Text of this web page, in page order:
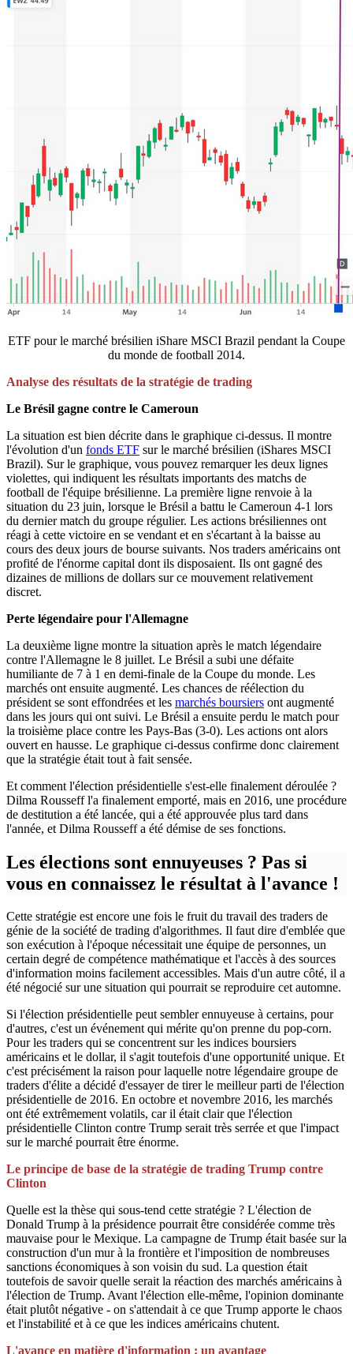
ETF pour le marché brésilien iShare MSCI Brazil pendant la Coupe
du monde de football 2014.
Analyse des résultats de la stratégie de trading
Le Brésil gagne contre le Cameroun
La situation est bien décrite dans le graphique ci-dessus. Il montre
l'évolution d'un fonds ETF sur le marché brésilien (iShares MSCI
Brazil). Sur le graphique, vous pouvez remarquer les deux lignes
violettes, qui indiquent les résultats importants des matchs de
football de l'équipe brésilienne. La première ligne renvoie à la
situation du 23 juin, lorsque le Brésil a battu le Cameroun 4-1 lors
du dernier match du groupe régulier. Les actions brésiliennes ont
réagi à cette victoire en se vendant et en s'écartant à la baisse au
cours des deux jours de bourse suivants. Nos traders américains ont
profité de l'énorme capital dont ils disposaient. Ils ont gagné des
dizaines de millions de dollars sur ce mouvement relativement
discret.
Perte légendaire pour l'Allemagne
La deuxième ligne montre la situation après le match légendaire
contre l'Allemagne le 8 juillet. Le Brésil a subi une défaite
humiliante de 7 à 1 en demi-finale de la Coupe du monde. Les
marchés ont ensuite augmenté. Les chances de réélection du
président se sont effondrées et les marchés boursiers ont augmenté
dans les jours qui ont suivi. Le Brésil a ensuite perdu le match pour
la troisième place contre les Pays-Bas (3-0). Les actions ont alors
ouvert en hausse. Le graphique ci-dessus confirme donc clairement
que la stratégie était tout à fait sensée.
Et comment l'élection présidentielle s'est-elle finalement déroulée ?
Dilma Rousseff l'a finalement emporté, mais en 2016, une procédure
de destitution a été lancée, qui a été approuvée plus tard dans
l'année, et Dilma Rousseff a été démise de ses fonctions.
Les élections sont ennuyeuses ? Pas si
vous en connaissez le résultat à l'avance !
Cette stratégie est encore une fois le fruit du travail des traders de
génie de la société de trading d'algorithmes. Il faut dire d'emblée que
son exécution à l'époque nécessitait une équipe de personnes, un
certain degré de compétence mathématique et l'accès à des sources
d'information moins facilement accessibles. Mais d'un autre côté, il a
été négocié sur une situation qui pourrait se reproduire cet automne.
Si l'élection présidentielle peut sembler ennuyeuse à certains, pour
d'autres, c'est un événement qui mérite qu'on prenne du pop-corn.
Pour les traders qui se concentrent sur les indices boursiers
américains et le dollar, il s'agit toutefois d'une opportunité unique. Et
c'est précisément la raison pour laquelle notre légendaire groupe de
traders d'élite a décidé d'essayer de tirer le meilleur parti de l'élection
présidentielle de 2016. En octobre et novembre 2016, les marchés
ont été extrêmement volatils, car il était clair que l'élection
présidentielle Clinton contre Trump serait très serrée et que l'impact
sur le marché pourrait être énorme.
Le principe de base de la stratégie de trading Trump contre
Clinton
Quelle est la thèse qui sous-tend cette stratégie ? L'élection de
Donald Trump à la présidence pourrait être considérée comme très
mauvaise pour le Mexique. La campagne de Trump était basée sur la
construction d'un mur à la frontière et l'imposition de nombreuses
sanctions économiques à son voisin du sud. La question était
toutefois de savoir quelle serait la réaction des marchés américains à
l'élection de Trump. Avant l'élection elle-même, l'opinion dominante
était plutôt négative - on s'attendait à ce que Trump apporte le chaos
et l'instabilité et à ce que les indices américains chutent.
L'avance en matière d'information : un avantage